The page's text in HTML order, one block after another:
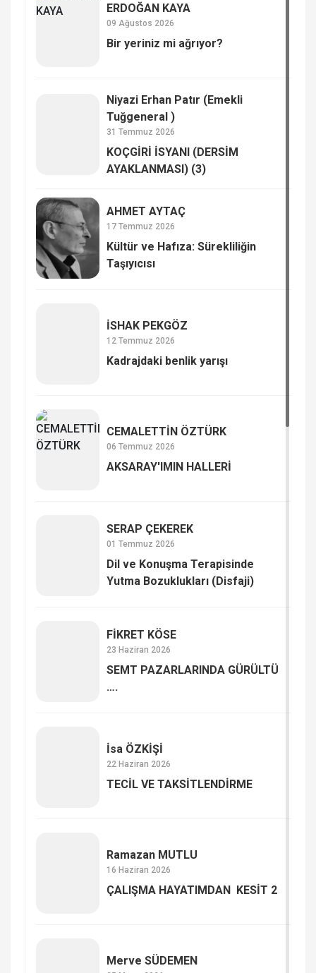
ERDOĞAN KAYA
09 Ağustos 2026
Bir yeriniz mi ağrıyor?
Niyazi Erhan Patır (Emekli
Tuğgeneral )
31 Temmuz 2026
KOÇGİRİ İSYANI (DERSİM
AYAKLANMASI) (3)
AHMET AYTAÇ
17 Temmuz 2026
Kültür ve Hafıza: Sürekliliğin
Taşıyıcısı
İSHAK PEKGÖZ
12 Temmuz 2026
Kadrajdaki benlik yarışı
CEMALETTİN ÖZTÜRK
06 Temmuz 2026
AKSARAY'IMIN HALLERİ
SERAP ÇE­KE­REK
01 Temmuz 2026
Dil ve Konuşma Terapisinde
Yutma Bozuklukları (Disfaji)
FİKRET KÖSE
23 Haziran 2026
SEMT PAZARLARINDA GÜRÜLTÜ
….
İsa ÖZKİŞİ
22 Haziran 2026
TECİL VE TAKSİTLENDİRME
Ramazan MUTLU
16 Haziran 2026
ÇALIŞMA HAYATIMDAN KESİT 2
Merve SÜDEMEN